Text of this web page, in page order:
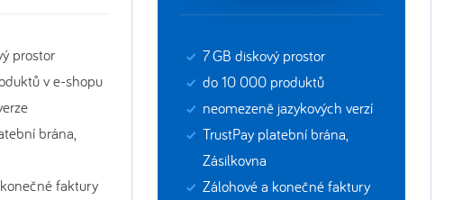
prostor
v e-shopu
brána,
faktury
7 GB diskový prostor
do 10 000 produktů
neomezeně jazykových verzí
TrustPay platební brána,
Zásilkovna
Zálohové a konečné faktury